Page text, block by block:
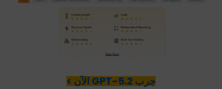
جرب GPT-5.2 الآن >